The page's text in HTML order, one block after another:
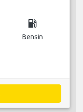
local_gas_station
Bensin